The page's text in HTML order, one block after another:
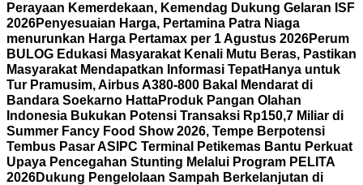
Perayaan Kemerdekaan, Kemendag Dukung Gelaran ISF
2026Penyesuaian Harga, Pertamina Patra Niaga
menurunkan Harga Pertamax per 1 Agustus 2026Perum
BULOG Edukasi Masyarakat Kenali Mutu Beras, Pastikan
Masyarakat Mendapatkan Informasi TepatHanya untuk
Tur Pramusim, Airbus A380-800 Bakal Mendarat di
Bandara Soekarno HattaProduk Pangan Olahan
Indonesia Bukukan Potensi Transaksi Rp150,7 Miliar di
Summer Fancy Food Show 2026, Tempe Berpotensi
Tembus Pasar AS IPC Terminal Petikemas Bantu Perkuat
Upaya Pencegahan Stunting Melalui Program PELITA
2026Dukung Pengelolaan Sampah Berkelanjutan di